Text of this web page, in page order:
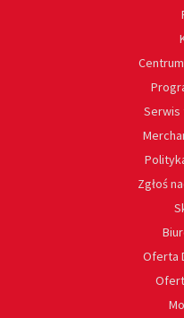
Zgłoś
Oferta